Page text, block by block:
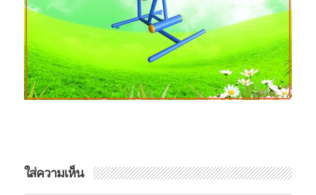
ใส่ความเห็น